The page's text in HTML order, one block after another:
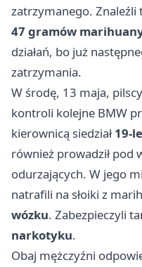
zatrzymanego. Znaleźli
47 gramów
działań, bo już
zatrzymania.
W środę, 13 maja,
kontroli kolejne BMW
kierownicą siedział19-
również prowadził pod
odurzających. W jego
natrafili na słoiki z
wózku. Zabezpieczyli
narkotyku.
Obaj mężczyźni